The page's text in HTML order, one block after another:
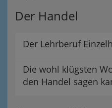
Der Handel
Der Lehrberuf
Die wohl klügsten
den Handel sagen